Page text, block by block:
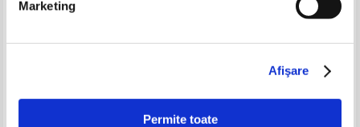
Marketing
Afişare
Permite toate
Pret:13,00Lei Lei